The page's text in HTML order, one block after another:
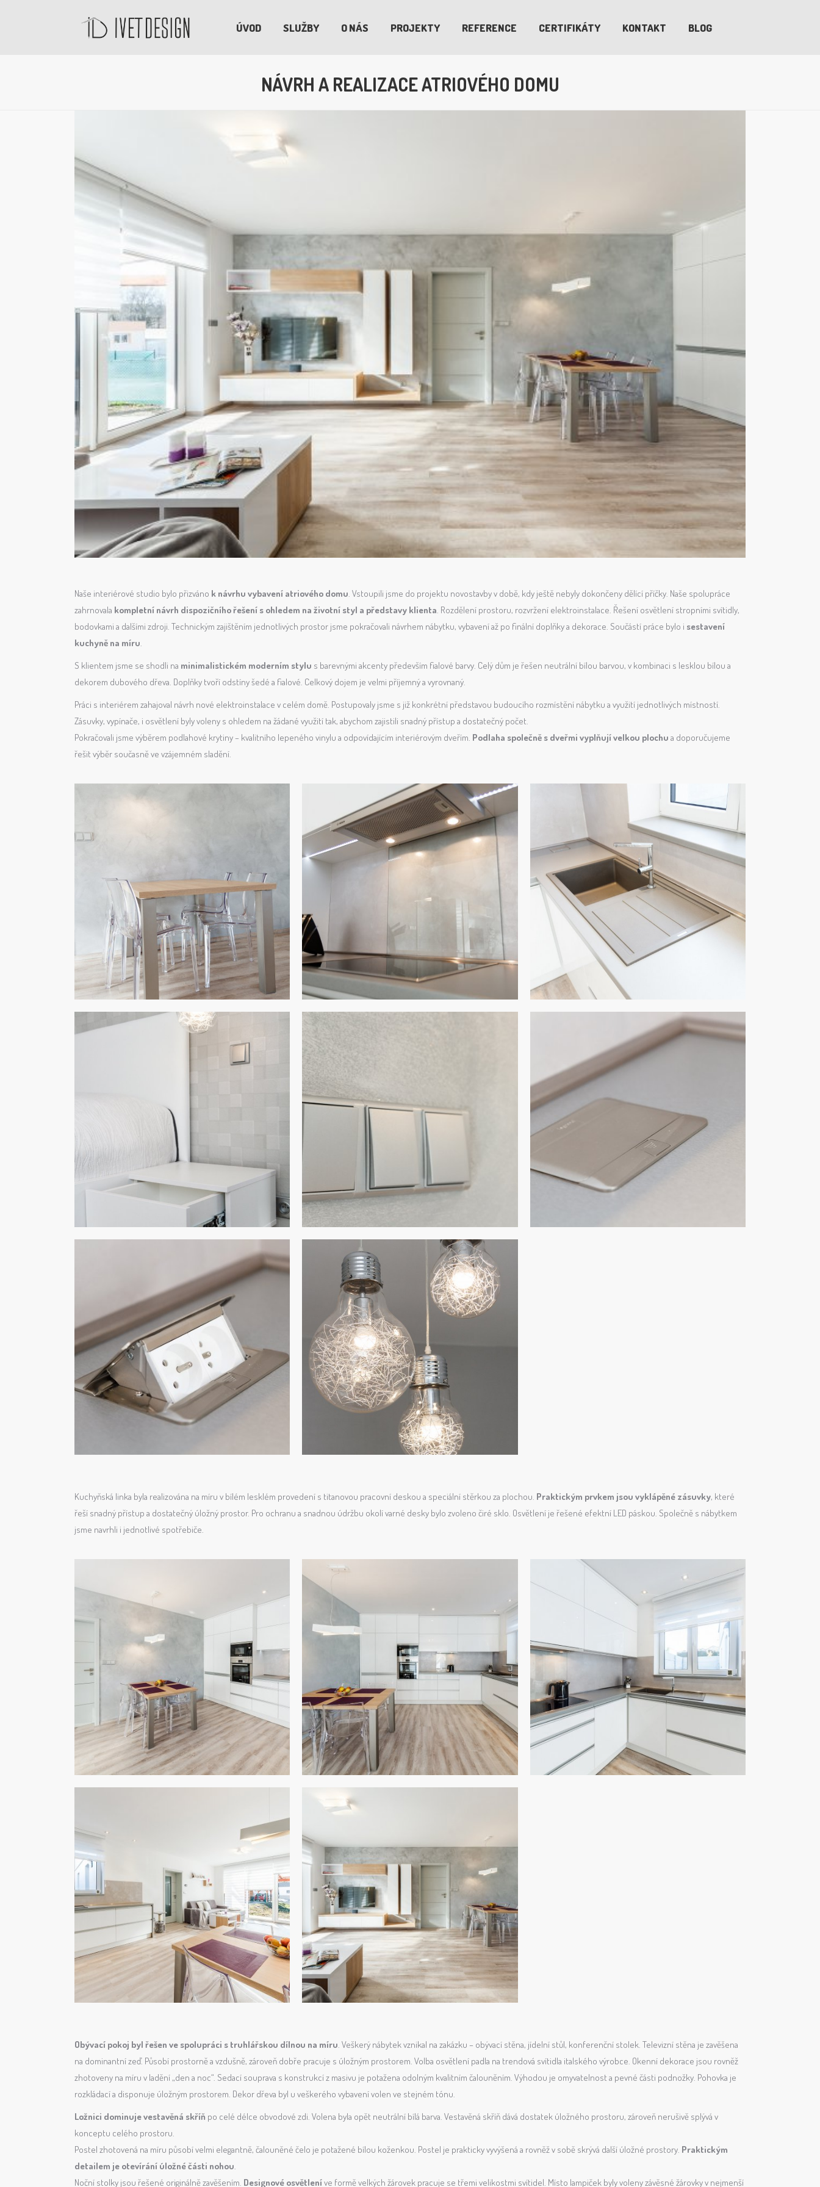
ÚVOD SLUŽBY O NÁS PROJEKTY REFERENCE CERTIFIKÁTY KONTAKT BLOG
NÁVRH A REALIZACE ATRIOVÉHO DOMU
Naše interiérové studio bylo přizváno k návrhu vybavení atriového domu. Vstoupili jsme do projektu novostavby v době, kdy ještě nebyly dokončeny dělící příčky. Naše spolupráce
zahrnovala kompletní návrh dispozičního řešení s ohledem na životní styl a představy klienta. Rozdělení prostoru, rozvržení elektroinstalace. Řešení osvětlení stropními svítidly,
bodovkami a dalšími zdroji. Technickým zajištěním jednotlivých prostor jsme pokračovali návrhem nábytku, vybavení až po finální doplňky a dekorace. Součástí práce bylo i sestavení
kuchyně na míru.
S klientem jsme se shodli na minimalistickém moderním stylu s barevnými akcenty především fialové barvy. Celý dům je řešen neutrální bílou barvou, v kombinaci s lesklou bílou a
dekorem dubového dřeva. Doplňky tvoří odstíny šedé a fialové. Celkový dojem je velmi příjemný a vyrovnaný.
Práci s interiérem zahajoval návrh nové elektroinstalace v celém domě. Postupovaly jsme s již konkrétní představou budoucího rozmístění nábytku a využití jednotlivých místností.
Zásuvky, vypínače, i osvětlení byly voleny s ohledem na žádané využití tak, abychom zajistili snadný přístup a dostatečný počet.
Pokračovali jsme výběrem podlahové krytiny – kvalitního lepeného vinylu a odpovídajícím interiérovým dveřím. Podlaha společně s dveřmi vyplňují velkou plochu a doporučujeme
řešit výběr současně ve vzájemném sladění.
Kuchyňská linka byla realizována na míru v bílém lesklém provedení s titanovou pracovní deskou a speciální stěrkou za plochou. Praktickým prvkem jsou vyklápěné zásuvky, které
řeší snadný přístup a dostatečný úložný prostor. Pro ochranu a snadnou údržbu okolí varné desky bylo zvoleno čiré sklo. Osvětlení je řešené efektní LED páskou. Společně s nábytkem
jsme navrhli i jednotlivé spotřebiče.
Obývací pokoj byl řešen ve spolupráci s truhlářskou dílnou na míru. Veškerý nábytek vznikal na zakázku – obývací stěna, jídelní stůl, konferenční stolek. Televizní stěna je zavěšena
na dominantní zeď. Působí prostorně a vzdušně, zároveň dobře pracuje s úložným prostorem. Volba osvětlení padla na trendová svítidla italského výrobce. Okenní dekorace jsou rovněž
zhotoveny na míru v ladění „den a noc“. Sedací souprava s konstrukcí z masivu je potažena odolným kvalitním čalouněním. Výhodou je omyvatelnost a pevné části podnožky. Pohovka je
rozkládací a disponuje úložným prostorem. Dekor dřeva byl u veškerého vybavení volen ve stejném tónu.
Ložnici dominuje vestavěná skříň po celé délce obvodové zdi. Volena byla opět neutrální bílá barva. Vestavěná skříň dává dostatek úložného prostoru, zároveň nerušivě splývá v
konceptu celého prostoru.
Postel zhotovená na míru působí velmi elegantně, čalouněné čelo je potažené bílou koženkou. Postel je prakticky vyvýšená a rovněž v sobě skrývá další úložné prostory. Praktickým
detailem je otevírání úložné části nohou.
Noční stolky jsou řešené originálně zavěšením. Designové osvětleníve formě velkých žárovek pracuje se třemi velikostmi svítidel. Místo lampiček byly voleny závěsné žárovky v nejmenší